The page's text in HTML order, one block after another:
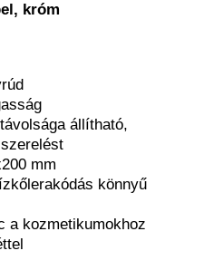
króm
állítható,
mm
könnyű
a kozmetikumokhoz